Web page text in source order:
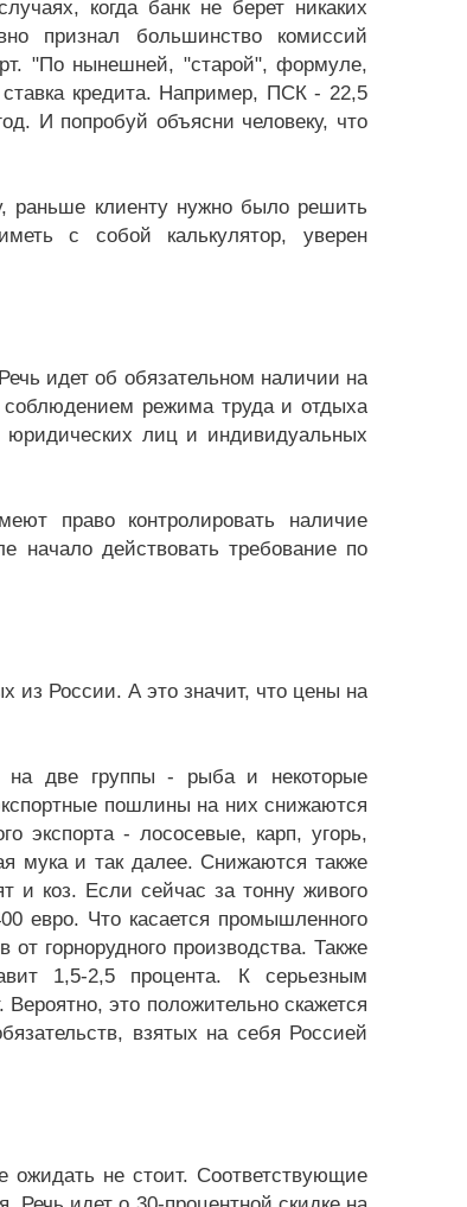
когда банк не берет никаких
признал большинство комиссий
"По нынешней, "старой", формуле,
кредита. Например, ПСК - 22,5
И попробуй объясни человеку, что
раньше клиенту нужно было решить
с собой калькулятор, уверен
идет об обязательном наличии на
соблюдением режима труда и отдыха
юридических лиц и индивидуальных
право контролировать наличие
действовать требование по
из России. А это значит, что цены на
на две группы - рыба и некоторые
пошлины на них снижаются
экспорта - лососевые, карп, угорь,
мука и так далее. Снижаются также
и коз. Если сейчас за тонну живого
евро. Что касается промышленного
горнорудного производства. Также
1,5-2,5 процента. К серьезным
это положительно скажется
взятых на себя Россией
ожидать не стоит. Соответствующие